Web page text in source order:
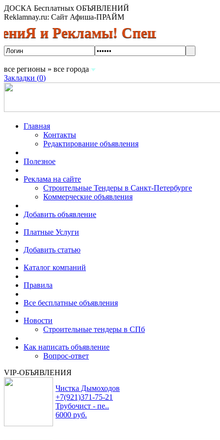
ДОСКА Бесплатных ОБЪЯВЛЕНИЙ
Reklamnay.ru: Сайт Афиша-ПРАЙМ
и Рекламы! Спешите
все регионы » все города
Закладки (0)
Главная
Контакты
Редактирование объявления
Полезное
Реклама на сайте
Строительные Тендеры в Санкт-Петербурге
Коммерческие объявления
Добавить объявление
Платные Услуги
Добавить статью
Каталог компаний
Правила
Все бесплатные объявления
Новости
Строительные тендеры в СПб
Как написать объявление
Вопрос-ответ
VIP-ОБЪЯВЛЕНИЯ
Чистка Дымоходов
+7(921)371-75-21
Трубочист - пе..
6000 руб.